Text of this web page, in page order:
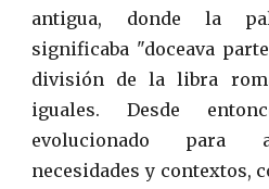
antigua, donde la
significaba "doceava
división de la libra
iguales. Desde
evolucionado para
necesidades y contextos,